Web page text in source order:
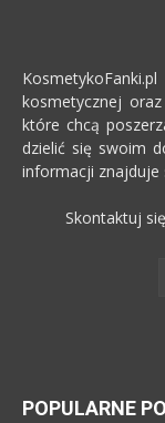
kosmetycznej
które chcą
dzielić się swoim
informacji znajduje
Skontaktuj
POPULARNE